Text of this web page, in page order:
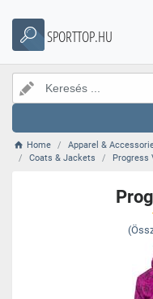
SPORTTOP.HU
Home Apparel &
Coats & Jackets
Progress